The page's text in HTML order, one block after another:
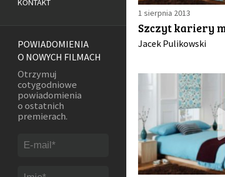
1 sierpnia 2013
Szczyt kariery
Jacek Pulikowski
KONTAKT
POWIADOMIENIA
O NOWYCH FILMACH
Otrzymuj
cotygodniowe
powiadomienia
o ostatnich
premierach.